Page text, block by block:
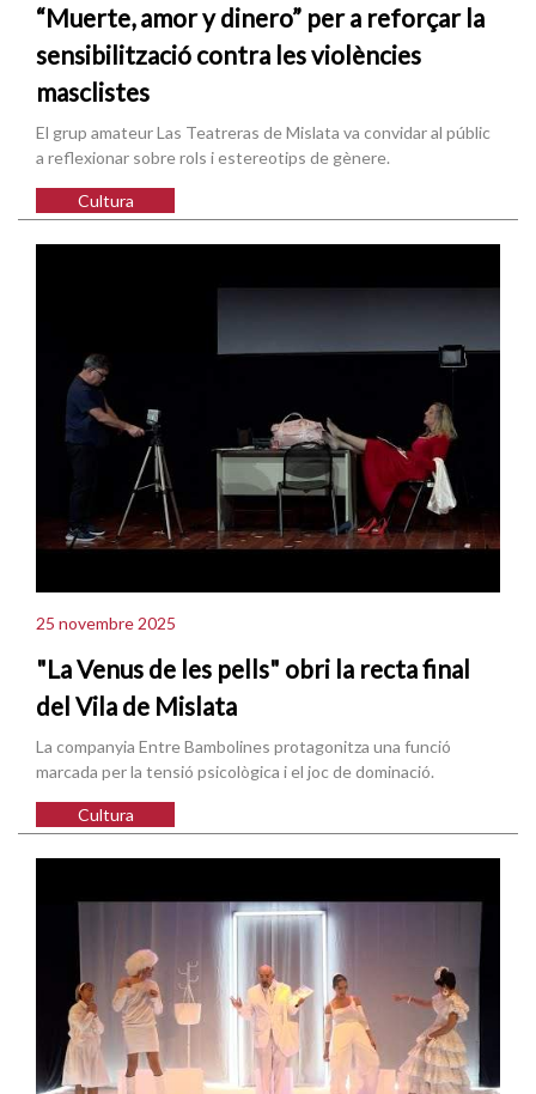
“Muerte, amor y dinero” per a reforçar la
sensibilització contra les violències
masclistes
El grup amateur Las Teatreras de Mislata va convidar al públic
a reflexionar sobre rols i estereotips de gènere.
Cultura
25 novembre 2025
"La Venus de les pells" obri la recta final
del Vila de Mislata
La companyia Entre Bambolines protagonitza una funció
marcada per la tensió psicològica i el joc de dominació.
Cultura